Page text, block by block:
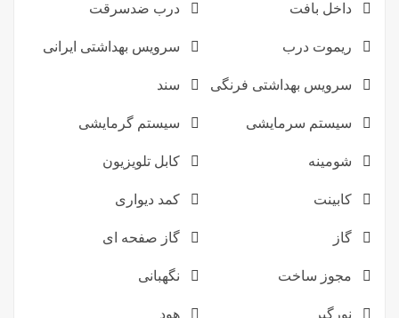
داخل بافت درب ضدسرقت
ریموت درب سرویس بهداشتی ایرانی
سرویس بهداشتی فرنگی سند
سیستم سرمایشی سیستم گرمایشی
شومینه کابل تلویزیون
کابینت کمد دیواری
گاز گاز صفحه ای
مجوز ساخت نگهبانی
نورگیر هود